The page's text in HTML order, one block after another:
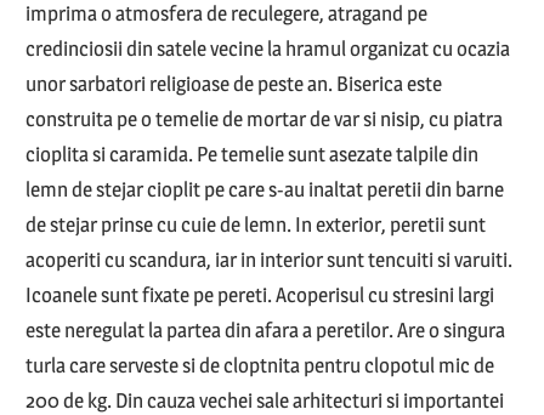
imprima o atmosfera de reculegere, atragand pe
credinciosii din satele vecine la hramul organizat cu ocazia
unor sarbatori religioase de peste an. Biserica este
construita pe o temelie de mortar de var si nisip, cu piatra
cioplita si caramida. Pe temelie sunt asezate talpile din
lemn de stejar cioplit pe care s-au inaltat peretii din barne
de stejar prinse cu cuie de lemn. In exterior, peretii sunt
acoperiti cu scandura, iar in interior sunt tencuiti si varuiti.
Icoanele sunt fixate pe pereti. Acoperisul cu stresini largi
este neregulat la partea din afara a peretilor. Are o singura
turla care serveste si de cloptnita pentru clopotul mic de
200 de kg. Din cauza vechei sale arhitecturi si importantei